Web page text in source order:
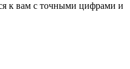
к вам с точными цифрами и